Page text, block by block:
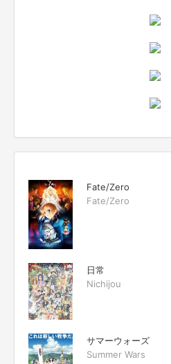
Fate/Zero
Fate/Zero
日常
Nichijou
サマーウォーズ
Summer Wars